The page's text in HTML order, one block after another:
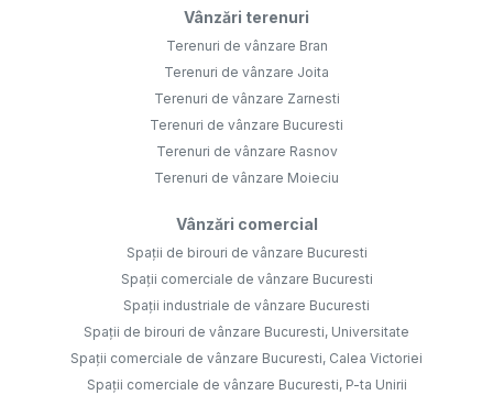
Vânzări terenuri
Terenuri de vânzare Bran
Terenuri de vânzare Joita
Terenuri de vânzare Zarnesti
Terenuri de vânzare Bucuresti
Terenuri de vânzare Rasnov
Terenuri de vânzare Moieciu
Vânzări comercial
Spații de birouri de vânzare Bucuresti
Spații comerciale de vânzare Bucuresti
Spații industriale de vânzare Bucuresti
Spații de birouri de vânzare Bucuresti, Universitate
Spații comerciale de vânzare Bucuresti, Calea Victoriei
Spații comerciale de vânzare Bucuresti, P-ta Unirii